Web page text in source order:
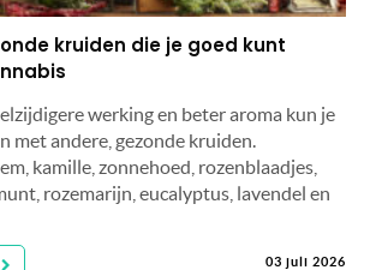
kruiden die je goed kunt
werking en beter aroma kun je
met andere, gezonde kruiden.
kamille, zonnehoed, rozenblaadjes,
rozemarijn, eucalyptus, lavendel en
03 juli 2026